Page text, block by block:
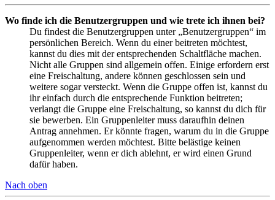
Wo finde ich die Benutzergruppen und wie trete ich ihnen bei?
Du findest die Benutzergruppen unter „Benutzergruppen“ im
persönlichen Bereich. Wenn du einer beitreten möchtest,
kannst du dies mit der entsprechenden Schaltfläche machen.
Nicht alle Gruppen sind allgemein offen. Einige erfordern erst
eine Freischaltung, andere können geschlossen sein und
weitere sogar versteckt. Wenn die Gruppe offen ist, kannst du
ihr einfach durch die entsprechende Funktion beitreten;
verlangt die Gruppe eine Freischaltung, so kannst du dich für
sie bewerben. Ein Gruppenleiter muss daraufhin deinen
Antrag annehmen. Er könnte fragen, warum du in die Gruppe
aufgenommen werden möchtest. Bitte belästige keinen
Gruppenleiter, wenn er dich ablehnt, er wird einen Grund
dafür haben.
Nach oben